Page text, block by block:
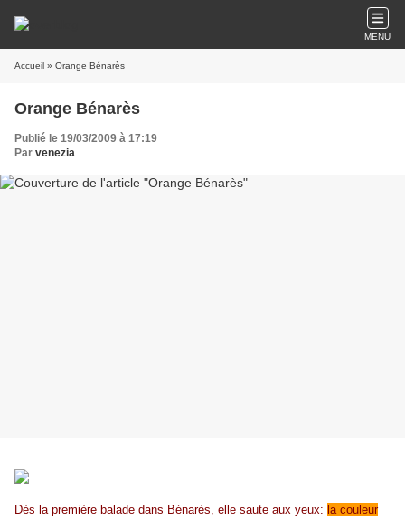
MENU
Accueil » Orange Bénarès
Orange Bénarès
Publié le 19/03/2009 à 17:19
Par venezia
Dès la première balade dans Bénarès, elle saute aux yeux: la couleur